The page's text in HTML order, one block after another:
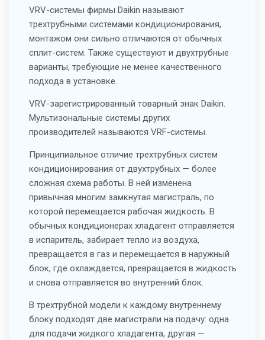
VRV-системы фирмы Daikin называют
трехтрубными системами кондиционирования,
монтажом они сильно отличаются от обычных
сплит-систем. Также существуют и двухтрубные
варианты, требующие не менее качественного
подхода в установке.
VRV-зарегистрированный товарный знак Daikin.
Мультизональные системы других
производителей называются VRF-системы.
Принципиальное отличие трехтрубных систем
кондиционирования от двухтрубных — более
сложная схема работы. В ней изменена
привычная многим замкнутая магистраль, по
которой перемещается рабочая жидкость. В
обычных кондиционерах хладагент отправляется
в испаритель, забирает тепло из воздуха,
превращается в газ и перемещается в наружный
блок, где охлаждается, превращается в жидкость
и снова отправляется во внутренний блок.
В трехтрубной модели к каждому внутреннему
блоку подходят две магистрали на подачу: одна
для подачи жидкого хладагента, другая —